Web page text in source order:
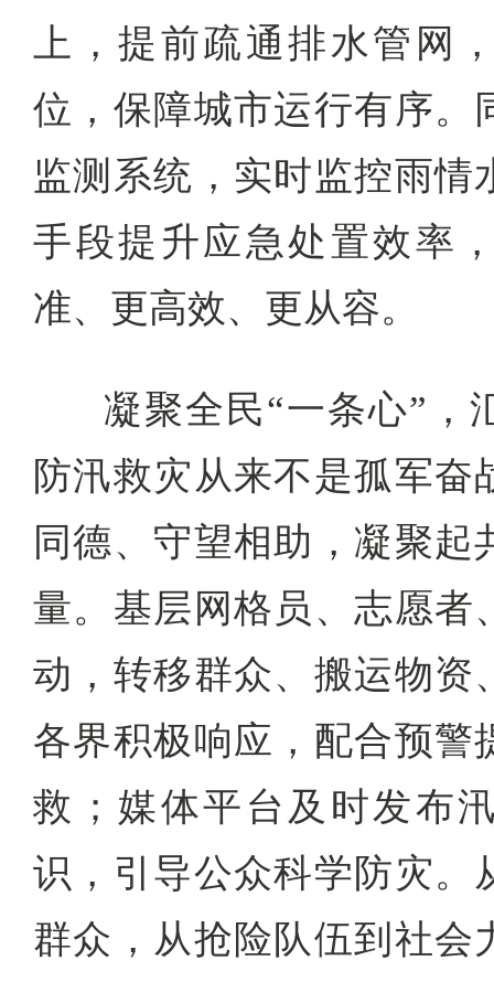
上，提前疏通排水管网
位，保障城市运行有序。
监测系统，实时监控雨情
手段提升应急处置效率
准、更高效、更从容。
凝聚全民“一条心”，
防汛救灾从来不是孤军奋
同德、守望相助，凝聚起
量。基层网格员、志愿者
动，转移群众、搬运物资
各界积极响应，配合预警
救；媒体平台及时发布
识，引导公众科学防灾。
群众，从抢险队伍到社会